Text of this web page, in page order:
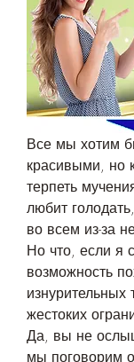
Все мы хотим
красивыми, но
терпеть
любит
во всем из-за
Но что, если я
возможность
изнурительных
жестоких
Да, вы не
мы поговорим